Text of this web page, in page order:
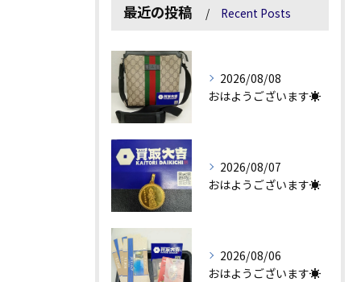
最近の投稿 Recent Posts
2026/08/08
おはようございます☀
2026/08/07
おはようございます☀
2026/08/06
おはようございます☀